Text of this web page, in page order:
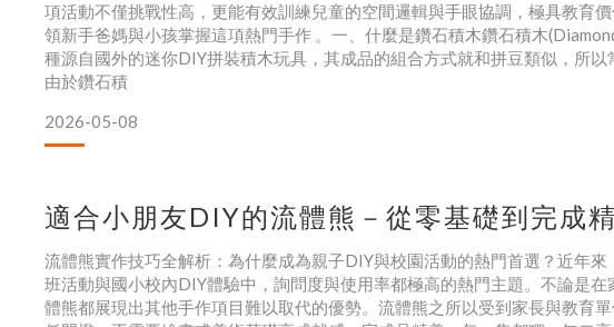
項活動不僅挑戰性高，更能有效訓練兒童的空間邏輯與手眼協調，極具教育
領新手爸媽與小孩掌握這項熱門手作 。一、什麼是鑽石積木鑽石積木
種源自國外的迷你DIY拼裝積木玩具，其成品的組合方式就和拼豆類似，所
由於鑽石積
2026-05-08
適合小朋友DIY的流體熊－從零基礎到完成
流體熊實作技巧全解析：為什麼成為親子DIY與校園活動的熱門首選？近年
班活動與國小校內DIY體驗中，詢問度與使用率都極高的熱門主題。不論是
體熊都展現出其他手作項目難以取代的優勢。流體熊之所以受到家長與教育